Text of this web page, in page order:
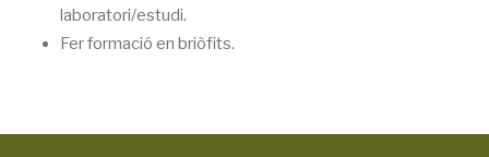
laboratori/estudi.
Fer formació en briòfits.